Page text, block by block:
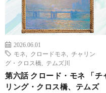
2026.06.01
モネ
クロードモネ
チャリン
グ・クロス橋
テムズ川
第六話 クロード・モネ 「チ
リング・クロス橋、テムズ